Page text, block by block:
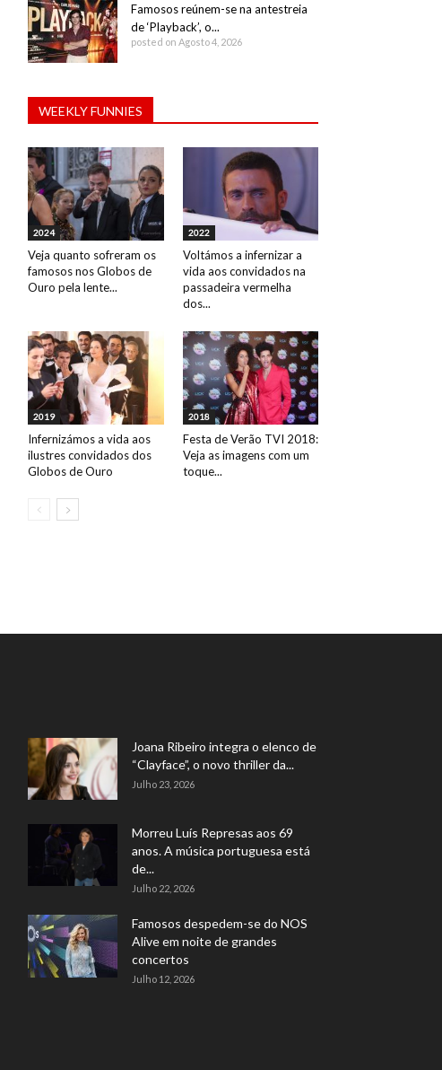
Famosos reúnem-se na antestreia
de ‘Playback’, o...
posted on Agosto 4, 2026
WEEKLY FUNNIES
2024
Veja quanto sofreram os
famosos nos Globos de
Ouro pela lente...
2022
Voltámos a infernizar a
vida aos convidados na
passadeira vermelha
dos...
2019
Infernizámos a vida aos
ilustres convidados dos
Globos de Ouro
2018
Festa de Verão TVI 2018:
Veja as imagens com um
toque...
Joana Ribeiro integra o elenco de
“Clayface”, o novo thriller da...
Julho 23, 2026
Morreu Luís Represas aos 69
anos. A música portuguesa está
de...
Julho 22, 2026
Famosos despedem-se do NOS
Alive em noite de grandes
concertos
Julho 12, 2026